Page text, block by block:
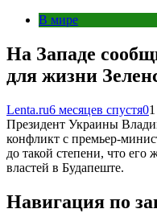
В мире
На Западе
для жизни
Lenta.ru6 месяцев спустя0
Президент Украины
конфликт с премьер-
до такой степени, что его
властей в Будапеште.
Навигация по